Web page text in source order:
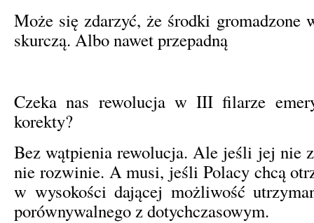
Może się zdarzyć, że środki gromadzone
skurczą. Albo nawet przepadną
Czeka nas rewolucja w III filarze
korekty?
Bez wątpienia rewolucja. Ale jeśli jej nie
nie rozwinie. A musi, jeśli Polacy chcą
w wysokości dającej możliwość
porównywalnego z dotychczasowym.